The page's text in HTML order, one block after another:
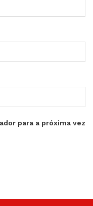
para a próxima vez